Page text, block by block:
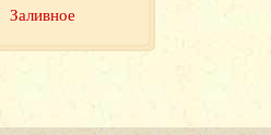
Заливное